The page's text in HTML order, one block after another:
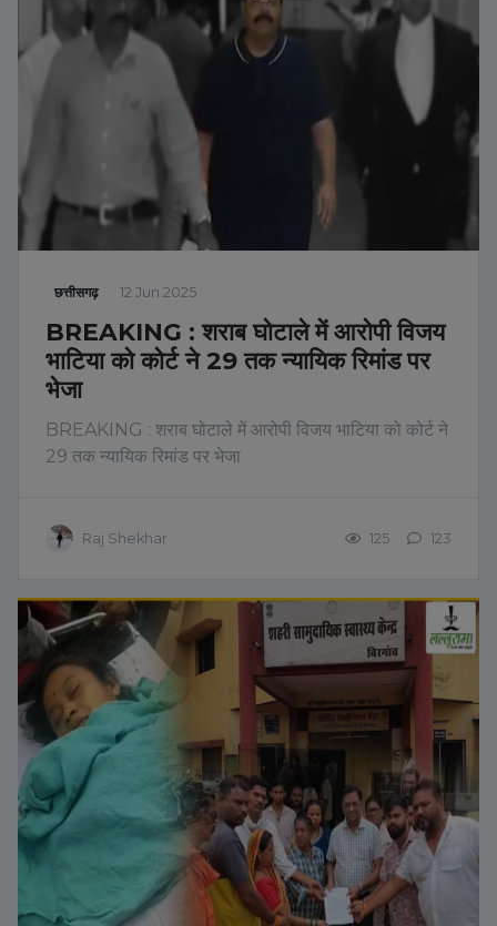
छत्तीसगढ़ 12 Jun 2025
BREAKING : शराब घोटाले में आरोपी विजय
भाटिया को कोर्ट ने 29 तक न्यायिक रिमांड पर
भेजा
BREAKING : शराब घोटाले में आरोपी विजय भाटिया को कोर्ट ने
29 तक न्यायिक रिमांड पर भेजा
Raj Shekhar 125 123